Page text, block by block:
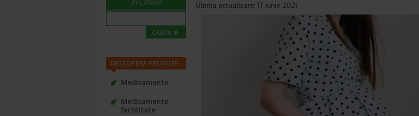
Ultima actualizare: 17 iunie 2021
in Catena
DESCOPERA PRODUSE
Medicamente
Medicamente
fertilitate